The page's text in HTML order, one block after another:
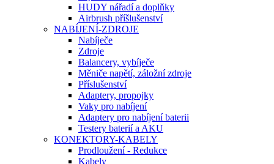
HUDY nářadí a doplňky
Airbrush příšlušenství
NABÍJENÍ-ZDROJE
Nabíječe
Zdroje
Balancery, vybíječe
Měniče napětí, záložní zdroje
Příslušenství
Adaptery, propojky
Vaky pro nabíjení
Adaptery pro nabíjení baterii
Testery baterií a AKU
KONEKTORY-KABELY
Prodloužení - Redukce
Kabely